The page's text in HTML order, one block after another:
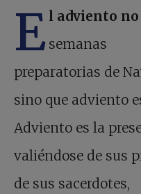
E l adviento
semanas
preparatorias de
sino que adviento
Adviento es la
valiéndose de sus
de sus sacerdotes,